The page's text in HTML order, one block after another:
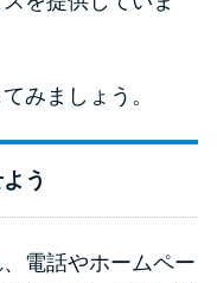
みましょう。
う
電話やホームペー